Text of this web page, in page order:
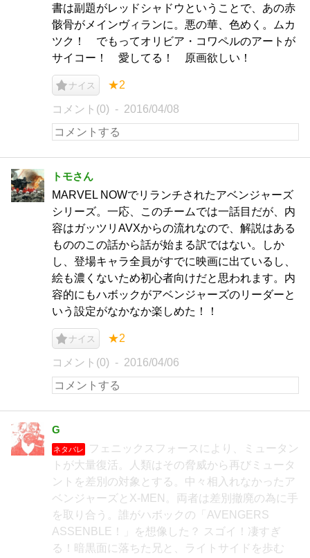
書は副題がレッドシャドウということで、あの赤
骸骨がメインヴィランに。悪の華、色めく。ムカ
ツク！ でもってオリビア・コワペルのアートが
サイコー！ 愛してる！ 原画欲しい！
ナイス ★2
コメント(0) 2016/04/08
トモさん
MARVEL NOWでリランチされたアベンジャーズ
シリーズ。一応、このチームでは一話目だが、内
容はガッツリAVXからの流れなので、解説はある
もののこの話から話が始まる訳ではない。しか
し、登場キャラ全員がすでに映画に出ているし、
絵も濃くないため初心者向けだと思われます。内
容的にもハボックがアベンジャーズのリーダーと
いう設定がなかなか楽しめた！！
ナイス ★2
コメント(0) 2016/04/06
G
ネタバレ
フェニックスフォースにより、ミュータン
トが大量復活。人類はその脅威から再びミュータ
ントを差別の対象とする。中々相入れなかったア
ベンジャーズとX-MEN。両者は差別撤廃の為に手
を取り合う。誰がハボックの「AVENGERS
ASSENBLE！」を想像した？ スゴイ！凄すぎ
る！暗黒面に落ちた兄と、ライトサイドを歩む